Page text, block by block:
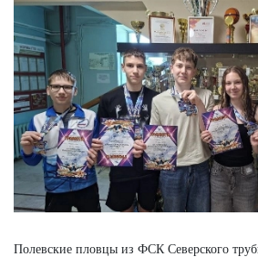
Полевские пловцы из ФСК Северского